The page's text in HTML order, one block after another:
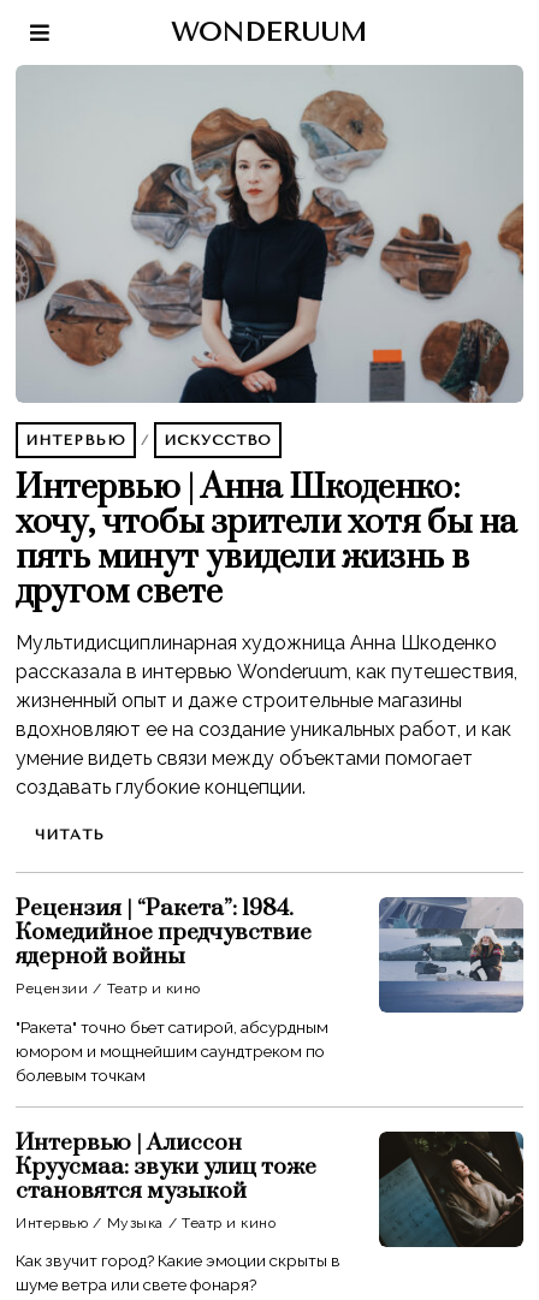
WONDERUUM
ИНТЕРВЬЮ / ИСКУССТВО
Интервью | Анна Шкоденко:
хочу, чтобы зрители хотя бы на
пять минут увидели жизнь в
другом свете
Мультидисциплинарная художница Анна Шкоденко
рассказала в интервью Wonderuum, как путешествия,
жизненный опыт и даже строительные магазины
вдохновляют ее на создание уникальных работ, и как
умение видеть связи между объектами помогает
создавать глубокие концепции.
ЧИТАТЬ
Рецензия | “Ракета”: 1984.
Комедийное предчувствие
ядерной войны
Рецензии / Театр и кино
"Ракета" точно бьет сатирой, абсурдным
юмором и мощнейшим саундтреком по
болевым точкам
Интервью | Алиссон
Круусмаа: звуки улиц тоже
становятся музыкой
Интервью / Музыка / Театр и кино
Как звучит город? Какие эмоции скрыты в
шуме ветра или свете фонаря?